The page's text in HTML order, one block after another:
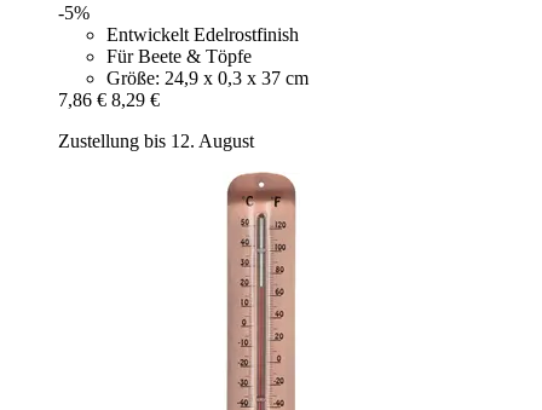
-5%
Entwickelt Edelrostfinish
Für Beete & Töpfe
Größe: 24,9 x 0,3 x 37 cm
7,86 € 8,29 €
Zustellung bis 12. August